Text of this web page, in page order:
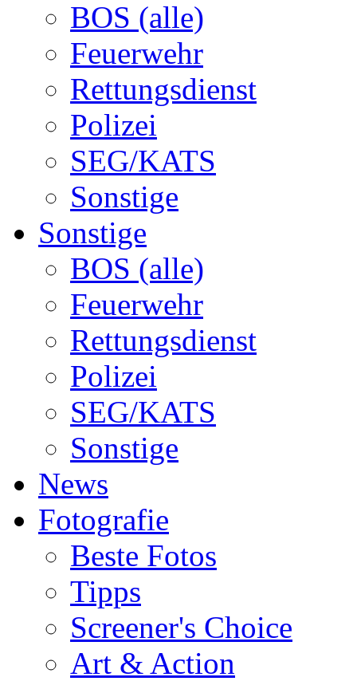
BOS (alle)
Feuerwehr
Rettungsdienst
Polizei
SEG/KATS
Sonstige
Sonstige
BOS (alle)
Feuerwehr
Rettungsdienst
Polizei
SEG/KATS
Sonstige
News
Fotografie
Beste Fotos
Tipps
Screener's Choice
Art & Action